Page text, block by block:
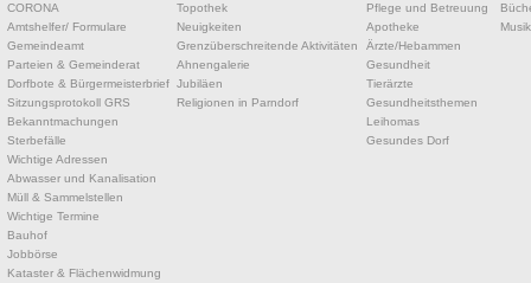
CORONA
Amtshelfer/ Formulare
Gemeindeamt
Parteien & Gemeinderat
Dorfbote & Bürgermeisterbrief
Sitzungsprotokoll GRS
Bekanntmachungen
Sterbefälle
Wichtige Adressen
Abwasser und Kanalisation
Müll & Sammelstellen
Wichtige Termine
Bauhof
Jobbörse
Kataster & Flächenwidmung
Topothek
Neuigkeiten
Grenzüberschreitende Aktivitäten
Ahnengalerie
Jubiläen
Religionen in Parndorf
Pflege und Betreuung
Apotheke
Ärzte/Hebammen
Gesundheit
Tierärzte
Gesundheitsthemen
Leihomas
Gesundes Dorf